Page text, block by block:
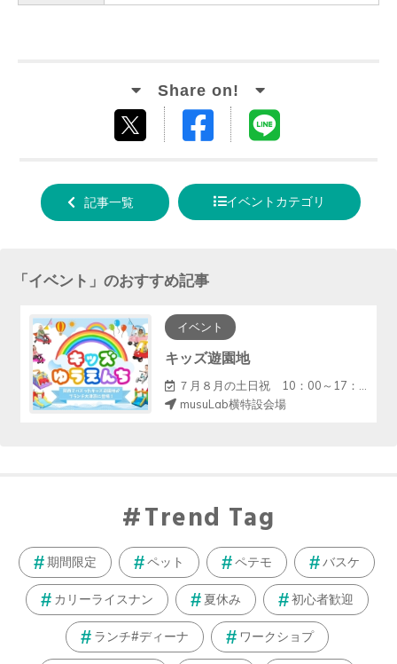
する
Facebook
る
記事一覧 イベントカテゴリ
「イベント 」のおすすめ記事
イベント
キッズ遊園地
７月８月の土日祝 10：00～17：00（12～13休憩）
musuLab横特設会場
Trend Tag
期間限定 ペット ペテモ バスケ
カリーライスナン 夏休み 初心者歓迎
ランチ#ディーナ ワークショプ